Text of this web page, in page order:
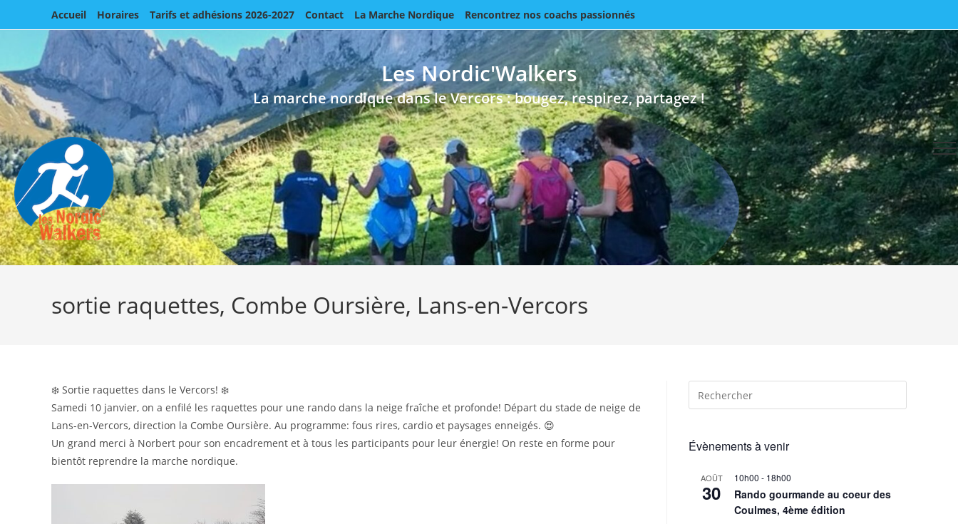
content
Accueil Horaires Tarifs et adhésions 2026-2027 Contact La Marche Nordique Rencontrez nos coachs passionnés
Les Nordic'Walkers
La marche nordique dans le Vercors : bougez, respirez, partagez !
sortie raquettes, Combe Oursière, Lans-en-Vercors
❄️ Sortie raquettes dans le Vercors! ❄️
Samedi 10 janvier, on a enfilé les raquettes pour une rando dans la neige fraîche et profonde! Départ du stade de neige de
Lans-en-Vercors, direction la Combe Oursière. Au programme: fous rires, cardio et paysages enneigés. 😍
Un grand merci à Norbert pour son encadrement et à tous les participants pour leur énergie! On reste en forme pour
bientôt reprendre la marche nordique.
Évènements à venir
AOÛT
30
10h00 - 18h00
Rando gourmande au coeur des
Coulmes, 4ème édition